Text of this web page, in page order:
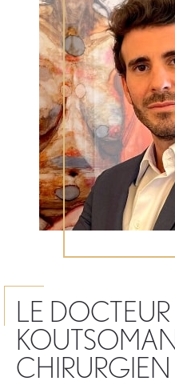
LE DOCTEUR